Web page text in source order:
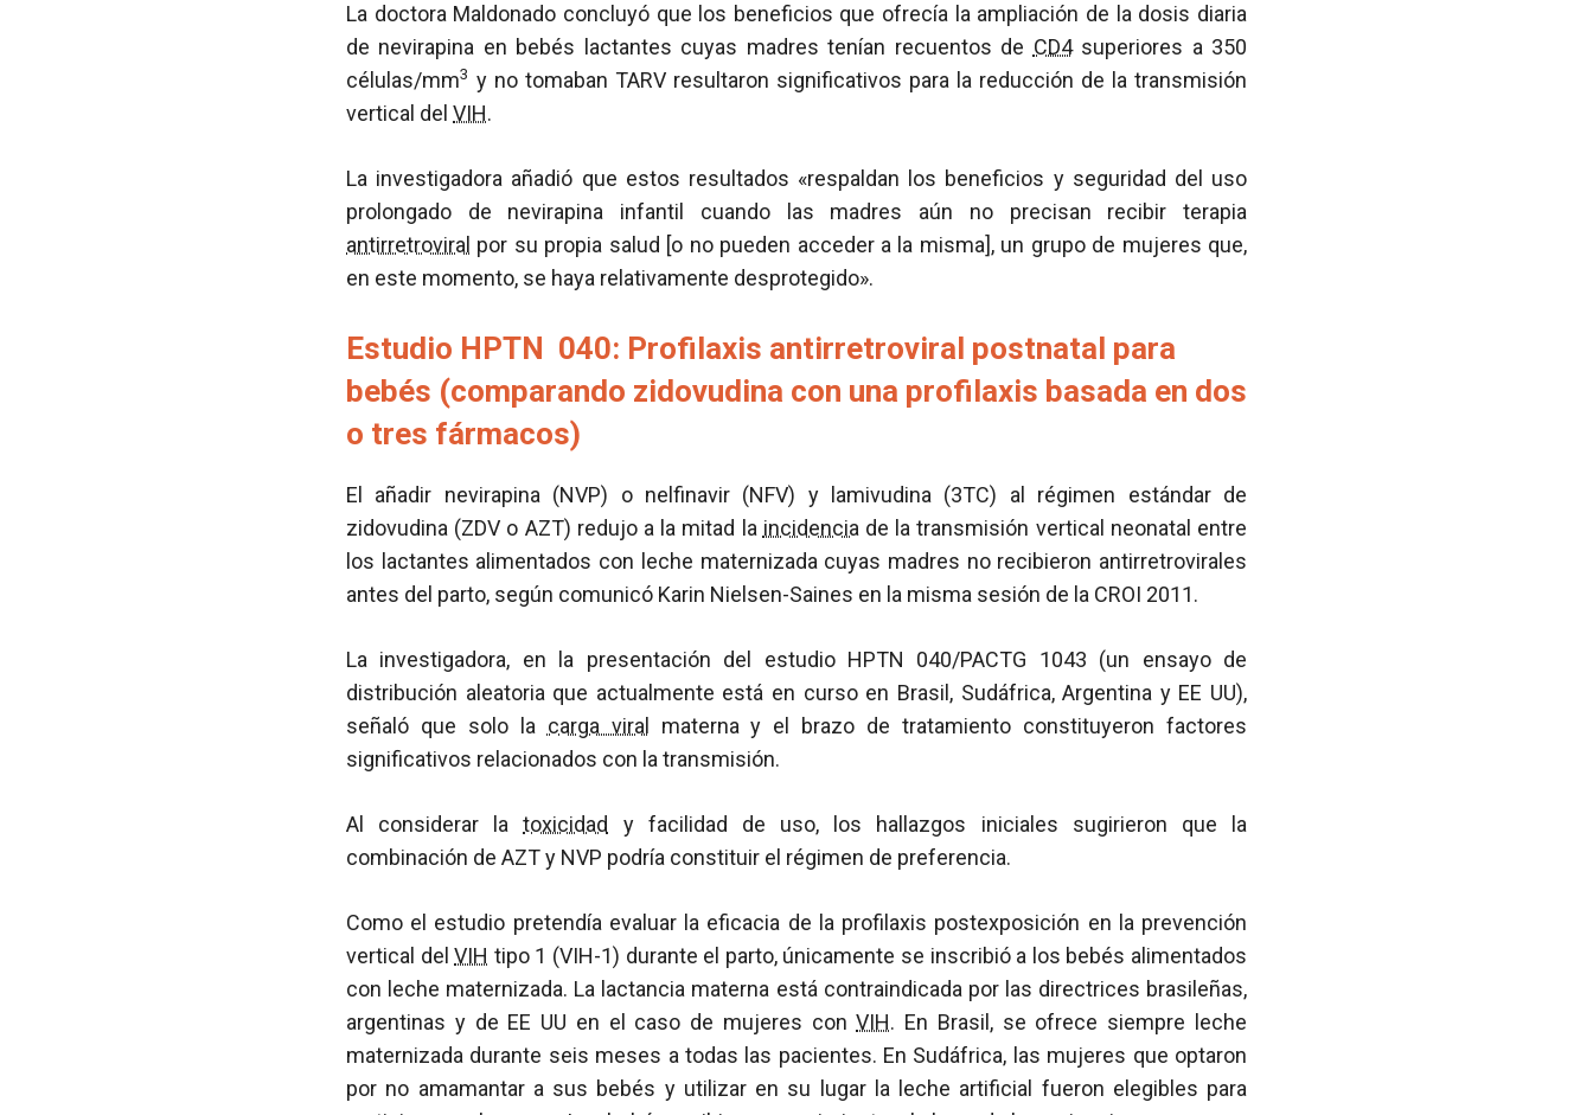
La doctora Maldonado concluyó que los beneficios que ofrecía la ampliación de la dosis diaria
de nevirapina en bebés lactantes cuyas madres tenían recuentos de CD4superiores a 350
células/mm3 y no tomaban TARV resultaron significativos para la reducción de la transmisión
vertical del VIH.
La investigadora añadió que estos resultados «respaldan los beneficios y seguridad del uso
prolongado de nevirapina infantil cuando las madres aún no precisan recibir terapia
antirretroviral por su propia salud [o no pueden acceder a la misma], un grupo de mujeres que,
en este momento, se haya relativamente desprotegido».
Estudio HPTN 040: Profilaxis antirretroviral postnatal para
bebés (comparando zidovudina con una profilaxis basada en dos
o tres fármacos)
El añadir nevirapina (NVP) o nelfinavir (NFV) y lamivudina (3TC) al régimen estándar de
zidovudina (ZDV o AZT) redujo a la mitad la incidencia de la transmisión vertical neonatal entre
los lactantes alimentados con leche maternizada cuyas madres no recibieron antirretrovirales
antes del parto, según comunicó Karin Nielsen-Saines en la misma sesión de la CROI 2011.
La investigadora, en la presentación del estudio HPTN 040/PACTG 1043 (un ensayo de
distribución aleatoria que actualmente está en curso en Brasil, Sudáfrica, Argentina y EE UU),
señaló que solo la carga viral
materna y el brazo de tratamiento constituyeron factores
significativos relacionados con la transmisión.
Al considerar latoxicidad
y facilidad de uso, los hallazgos iniciales sugirieron que la
combinación de AZT y NVP podría constituir el régimen de preferencia.
Como el estudio pretendía evaluar la eficacia de la profilaxis postexposición en la prevención
vertical delVIH tipo 1 (VIH-1) durante el parto, únicamente se inscribió a los bebés alimentados
con leche maternizada. La lactancia materna está contraindicada por las directrices brasileñas,
argentinas y de EE UU en el caso de mujeres conVIH. En Brasil, se ofrece siempre leche
maternizada durante seis meses a todas las pacientes. En Sudáfrica, las mujeres que optaron
por no amamantar a sus bebés y utilizar en su lugar la leche artificial fueron elegibles para